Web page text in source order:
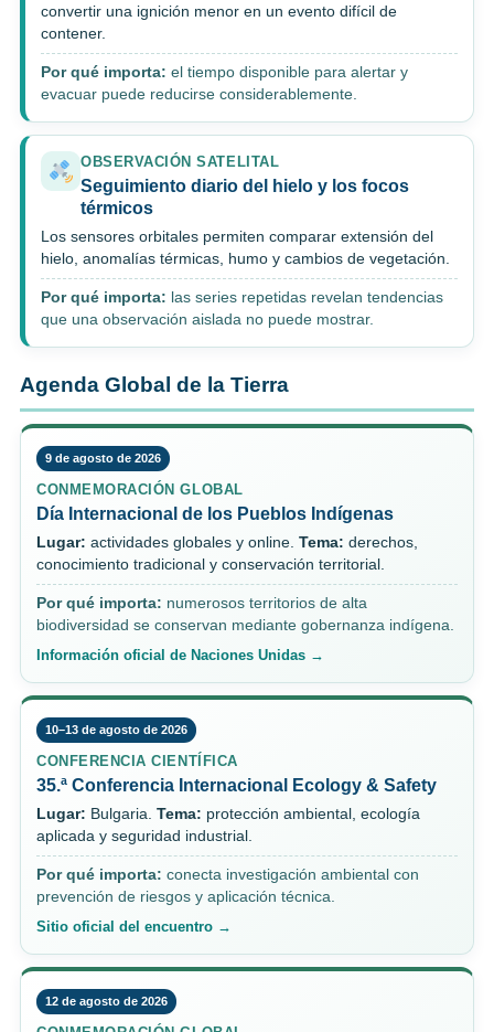
convertir una ignición menor en un evento difícil de
contener.
Por qué importa: el tiempo disponible para alertar y
evacuar puede reducirse considerablemente.
OBSERVACIÓN SATELITAL
Seguimiento diario del hielo y los focos
térmicos
Los sensores orbitales permiten comparar extensión del
hielo, anomalías térmicas, humo y cambios de vegetación.
Por qué importa: las series repetidas revelan tendencias
que una observación aislada no puede mostrar.
Agenda Global de la Tierra
9 de agosto de 2026
CONMEMORACIÓN GLOBAL
Día Internacional de los Pueblos Indígenas
Lugar: actividades globales y online. Tema: derechos,
conocimiento tradicional y conservación territorial.
Por qué importa: numerosos territorios de alta
biodiversidad se conservan mediante gobernanza indígena.
Información oficial de Naciones Unidas →
10–13 de agosto de 2026
CONFERENCIA CIENTÍFICA
35.ª Conferencia Internacional Ecology & Safety
Lugar: Bulgaria. Tema: protección ambiental, ecología
aplicada y seguridad industrial.
Por qué importa: conecta investigación ambiental con
prevención de riesgos y aplicación técnica.
Sitio oficial del encuentro →
12 de agosto de 2026